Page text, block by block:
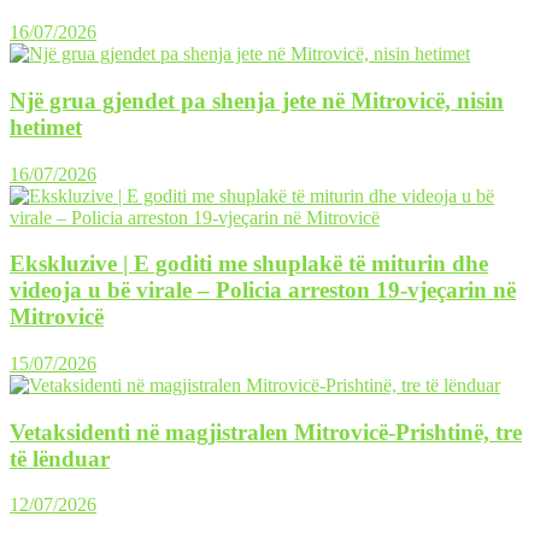
16/07/2026
Një grua gjendet pa shenja jete në Mitrovicë, nisin
hetimet
16/07/2026
Ekskluzive | E goditi me shuplakë të miturin dhe
videoja u bë virale – Policia arreston 19-vjeçarin në
Mitrovicë
15/07/2026
Vetaksidenti në magjistralen Mitrovicë-Prishtinë, tre
të lënduar
12/07/2026